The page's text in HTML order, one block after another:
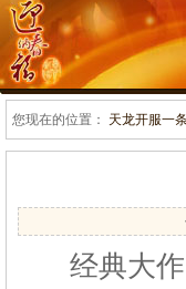
您现在的位置： 天龙开服一
经典大作《